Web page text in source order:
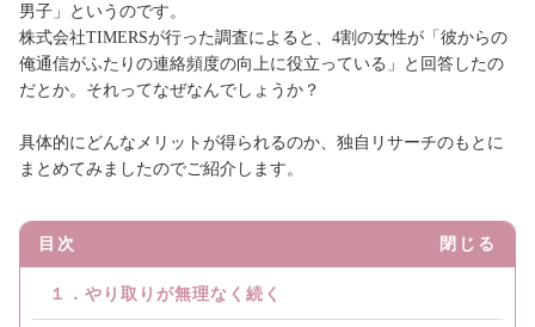
男子」というのです。
株式会社TIMERSが行った調査によると、4割の女性が「彼からの
俺通信がふたりの連絡頻度の向上に役立っている」と回答したの
だとか。それってなぜなんでしょうか？
具体的にどんなメリットが得られるのか、独自リサーチのもとに
まとめてみましたのでご紹介します。
目次 閉じる
１．やり取りが無理なく続く